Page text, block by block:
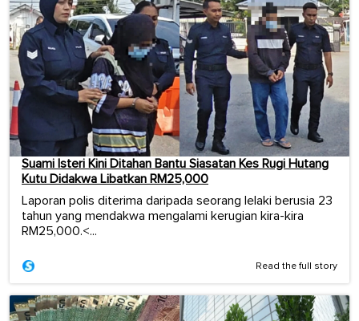
Suami Isteri Kini Ditahan Bantu Siasatan Kes Rugi Hutang
Kutu Didakwa Libatkan RM25,000
Laporan polis diterima daripada seorang lelaki berusia 23
tahun yang mendakwa mengalami kerugian kira-kira
RM25,000.<...
Read the full story